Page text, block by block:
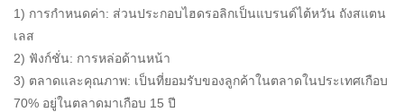
1) การกำหนดค่า: ส่วนประกอบไฮดรอลิกเป็นแบรนด์ไต้หวัน ถังสแตน
เลส
2) ฟังก์ชั่น: การหล่อด้านหน้า
3) ตลาดและคุณภาพ: เป็นที่ยอมรับของลูกค้าในตลาดในประเทศเกือบ
70% อยู่ในตลาดมาเกือบ 15 ปี